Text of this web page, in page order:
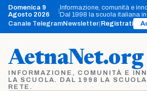
Vai
contenuto
Domenica 9
Agosto 2026
|Informazione, comunità e
Dal 1998 la scuola italiana in
Canale TelegramNewsletter Registrati
AetnaNet.org
INFORMAZIONE, COMUNITÀ E
LA SCUOLA. DAL 1998 LA
RETE.